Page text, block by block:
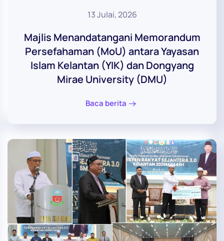
13 Julai, 2026
Majlis Menandatangani Memorandum
Persefahaman (MoU) antara Yayasan
Islam Kelantan (YIK) dan Dongyang
Mirae University (DMU)
Baca berita